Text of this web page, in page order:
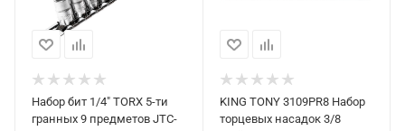
Набор бит 1/4" TORX 5-ти
гранных 9 предметов JTC-
KING TONY 3109PR8 Набор
торцевых насадок 3/8